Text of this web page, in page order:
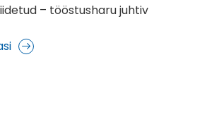
– tööstusharu juhtiv